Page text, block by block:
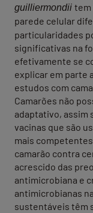
guilliermondii tem
parede celular
particularidades
significativas na
efetivamente se
explicar em parte
estudos com
Camarões não
adaptativo, assim
vacinas que são
mais
camarão contra
acrescido das
antimicrobiana e
antimicrobianas
sustentáveis têm